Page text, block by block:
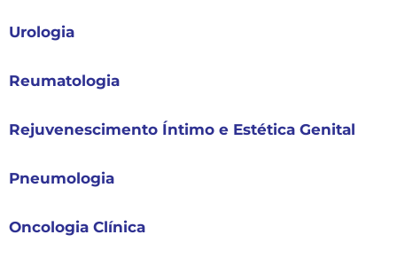
Urologia
Reumatologia
Rejuvenescimento Íntimo e Estética Genital
Pneumologia
Oncologia Clínica